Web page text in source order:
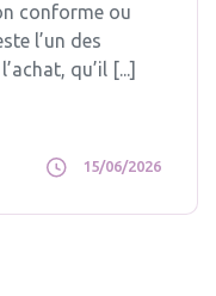
conforme ou
l’un des
qu’il [...]
15/06/2026